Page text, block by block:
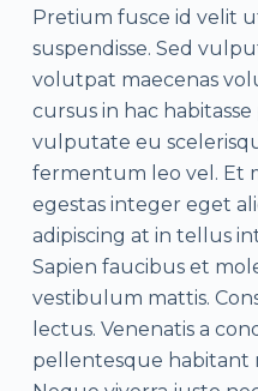
Pretium fusce id velit
suspendisse. Sed
volutpat maecenas
cursus in hac
vulputate eu
fermentum leo vel. Et
egestas integer eget
adipiscing at in tellus
Sapien faucibus et
vestibulum mattis.
lectus. Venenatis a
pellentesque habitant